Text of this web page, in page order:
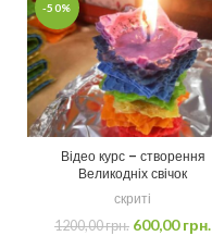
-50%
Відео курс – створення
Великодніх свічок
скриті
1200,00грн. 600,00грн.